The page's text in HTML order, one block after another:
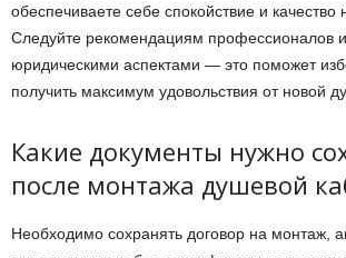
обеспечиваете себе спокойствие и качество
Следуйте рекомендациям профессионалов
юридическими аспектами — это поможет
получить максимум удовольствия от новой
Какие документы нужно
после монтажа душевой
Необходимо сохранять договор на монтаж,